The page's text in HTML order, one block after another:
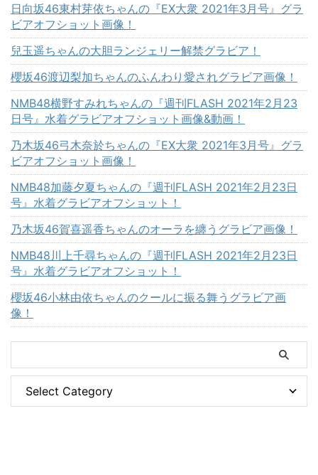
日向坂46東村芽依ちゃんの『EX大衆 2021年3月号』グラ
ビアオフショット画像！
兒玉遥ちゃんの大胆ランジェリー解禁グラビア！
櫻坂46渡辺梨加ちゃんのふんわり愛されグラビア画像！
NMB48横野すみれちゃんの『週刊FLASH 2021年2月23
日号』水着グラビアオフショット画像&動画！
乃木坂46弓木奈於ちゃんの『EX大衆 2021年3月号』グラ
ビアオフショット画像！
NMB48加藤夕夏ちゃんの『週刊FLASH 2021年2月23日
号』水着グラビアオフショット！
乃木坂46賀喜遥香ちゃんのオーラを纏うグラビア画像！
NMB48川上千尋ちゃんの『週刊FLASH 2021年2月23日
号』水着グラビアオフショット！
櫻坂46小林由依ちゃんのクールに振る舞うグラビア画
像！